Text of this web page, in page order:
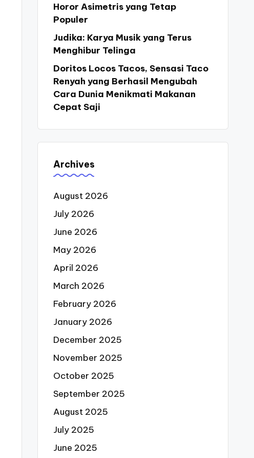
Horor Asimetris yang Tetap
Populer
Judika: Karya Musik yang Terus
Menghibur Telinga
Doritos Locos Tacos, Sensasi Taco
Renyah yang Berhasil Mengubah
Cara Dunia Menikmati Makanan
Cepat Saji
Archives
August 2026
July 2026
June 2026
May 2026
April 2026
March 2026
February 2026
January 2026
December 2025
November 2025
October 2025
September 2025
August 2025
July 2025
June 2025